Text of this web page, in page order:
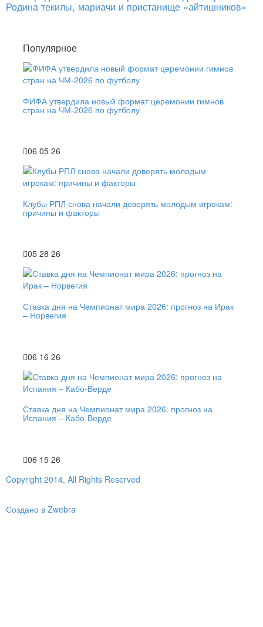
Родина текилы, мариачи и пристанище «айтишников»
Популярное
ФИФА утвердила новый формат церемонии гимнов
стран на ЧМ-2026 по футболу
06 05 26
Клубы РПЛ снова начали доверять молодым игрокам:
причины и факторы
05 28 26
Ставка дня на Чемпионат мира 2026: прогноз на Ирак
– Норвегия
06 16 26
Ставка дня на Чемпионат мира 2026: прогноз на
Испания – Кабо-Верде
06 15 26
Copyright 2014, All Rights Reserved
Создано в Zwebra